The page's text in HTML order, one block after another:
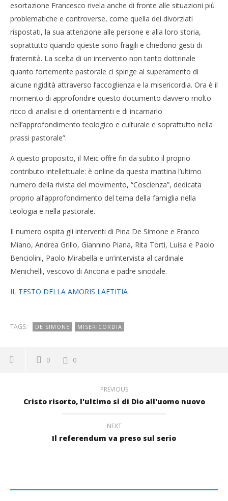
esortazione Francesco rivela anche di fronte alle situazioni più
problematiche e controverse, come quella dei divorziati
rispostati, la sua attenzione alle persone e alla loro storia,
soprattutto quando queste sono fragili e chiedono gesti di
fraternità. La scelta di un intervento non tanto dottrinale
quanto fortemente pastorale ci spinge al superamento di
alcune rigidità attraverso l’accoglienza e la misericordia. Ora è il
momento di approfondire questo documento davvero molto
ricco di analisi e di orientamenti e di incarnarlo
nell’approfondimento teologico e culturale e soprattutto nella
prassi pastorale”.
A questo proposito, il Meic offre fin da subito il proprio
contributo intellettuale: è online da questa mattina l’ultimo
numero della rivista del movimento, “Coscienza”, dedicata
proprio all’approfondimento del tema della famiglia nella
teologia e nella pastorale.
Il numero ospita gli interventi di Pina De Simone e Franco
Miano, Andrea Grillo, Giannino Piana, Rita Torti, Luisa e Paolo
Benciolini, Paolo Mirabella e un’intervista al cardinale
Menichelli, vescovo di Ancona e padre sinodale.
IL TESTO DELLA AMORIS LAETITIA
TAGS: DE SIMONE MISERICORDIA
0 0
PREVIOUS
Cristo risorto, l'ultimo sì di Dio all'uomo nuovo
NEXT
Il referendum va preso sul serio